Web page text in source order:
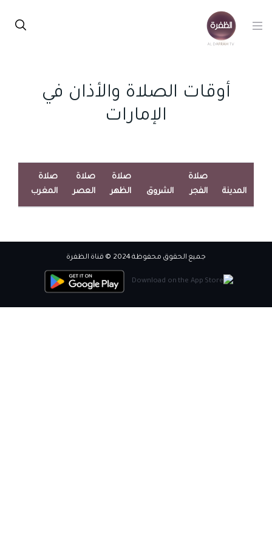
أوقات الصلاة والأذان في
الإمارات
المدينة
صلاة
الفجر
الشروق
صلاة
الظهر
صلاة
العصر
صلاة
المغرب
جميع الحقوق محفوظة 2024 © قناة الظفرة